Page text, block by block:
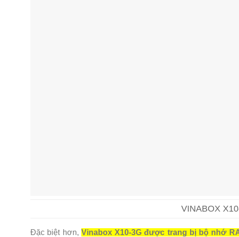
VINABOX
Đặc biệt hơn, Vinabox X10-3G được trang bị bộ nhớ